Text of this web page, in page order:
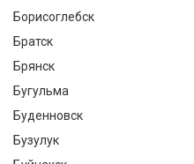
Борисоглебск
Братск
Брянск
Бугульма
Буденновск
Бузулук